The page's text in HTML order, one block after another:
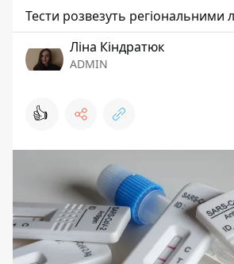
Тести розвезуть регіональними
Ліна Кіндратюк
ADMIN
👍